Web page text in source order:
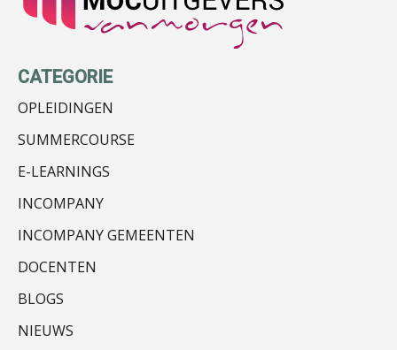
Bob de Koning
CATEGORIE
OPLEIDINGEN
SUMMERCOURSE
E-LEARNINGS
INCOMPANY
INCOMPANY GEMEENTEN
DOCENTEN
BLOGS
NIEUWS